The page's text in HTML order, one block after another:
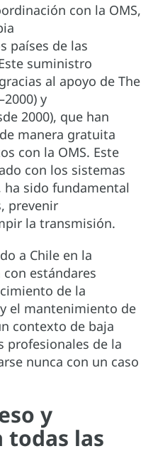
con la OMS,
países de las
suministro
al apoyo de The
y
2000), que han
manera gratuita
con la OMS. Este
con los sistemas
sido fundamental
prevenir
la transmisión.
a Chile en la
estándares
de la
el mantenimiento de
contexto de baja
profesionales de la
nunca con un caso
y
todas las